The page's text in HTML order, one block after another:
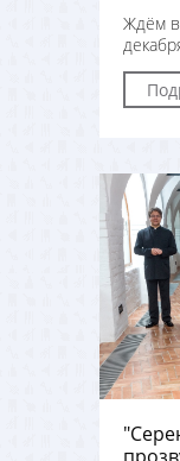
Ждём